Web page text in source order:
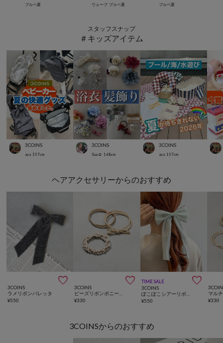
ブルベ夏
ウェーブ ブルベ夏
ブルベ夏
スタッフスナップ
＃キッズアイテム
3COINS
aya 157cm
3COINS
Suu☺︎ 168cm
3COINS
aya 157cm
ヘアアクセサリーからのおすすめ

3COINS
ラメリボンバレッタ
¥550

3COINS
¥330
TIME SALE 
3COINS
¥550 ¥330
3COINSからのおすすめ